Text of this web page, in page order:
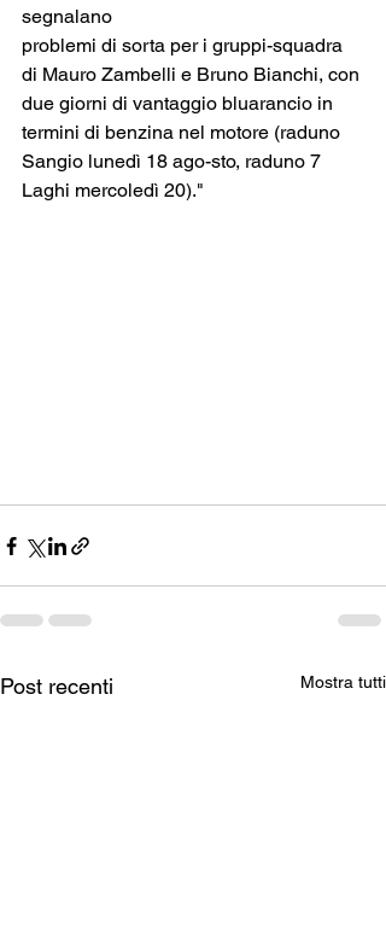
segnalano
problemi di sorta per i gruppi-squadra
di Mauro Zambelli e Bruno Bianchi, con
due giorni di vantaggio bluarancio in
termini di benzina nel motore (raduno
Sangio lunedì 18 ago-sto, raduno 7
Laghi mercoledì 20)."
Post recenti Mostra tutti